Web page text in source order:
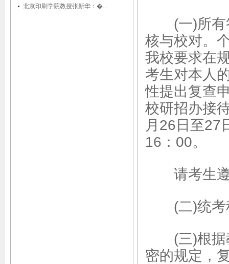
(一)所有答
核与校对。
我校要求在
考生对本人
性提出复查
校研招办接
月26日至27
16：00。
请考生遵
(二)统考
(三)根据
密的规定，
北京印刷学院教授张新华：�...